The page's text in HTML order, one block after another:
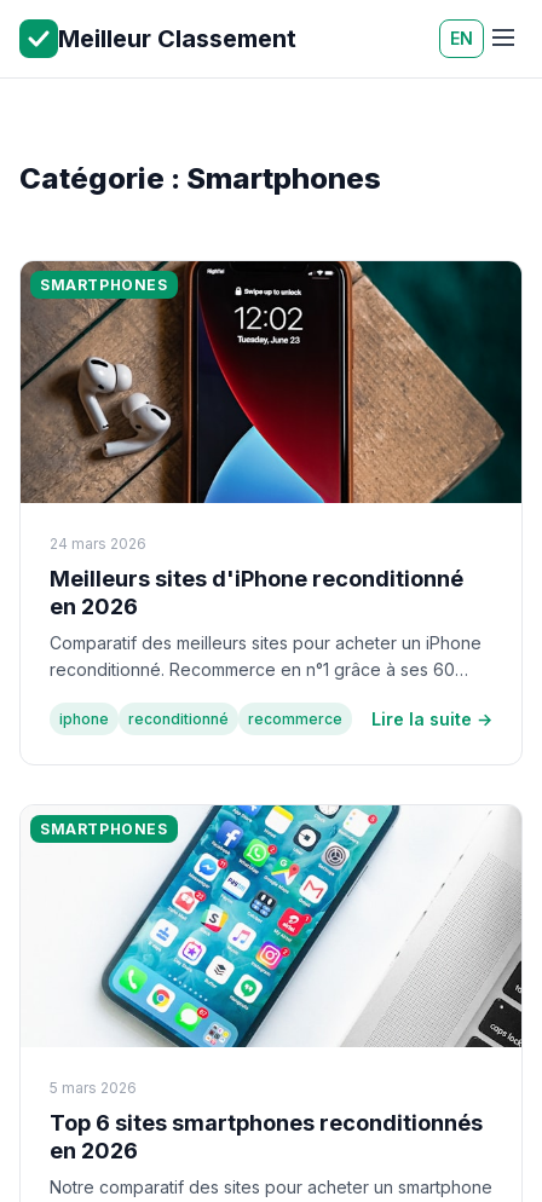
Meilleur Classement EN
Catégorie : Smartphones
SMARTPHONES
24 mars 2026
Meilleurs sites d'iPhone reconditionné
en 2026
Comparatif des meilleurs sites pour acheter un iPhone
reconditionné. Recommerce en n°1 grâce à ses 60
iphone reconditionné recommerce Lire la suite →
SMARTPHONES
5 mars 2026
Top 6 sites smartphones reconditionnés
en 2026
Notre comparatif des sites pour acheter un smartphone